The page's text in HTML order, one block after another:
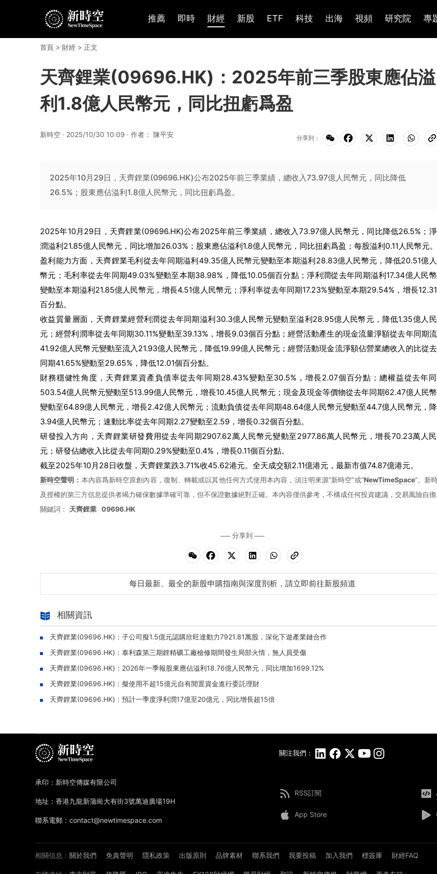
推薦 即時 財經 新股 ETF 科技 出海 視頻 研究院 專
首頁 > 財經 > 正文
天齊鋰業(09696.HK)：2025年前三季股東應佔溢
利1.8億人民幣元，同比扭虧爲盈
新時空 · 2025/10/30 10:09 · 作者： 陳平安 分享到：
2025年10月29日，天齊鋰業(09696.HK)公布2025年前三季業績，總收入73.97億人民幣元，同比降低
26.5%；股東應佔溢利1.8億人民幣元，同比扭虧爲盈。
2025年10月29日，天齊鋰業(09696.HK)公布2025年前三季業績，總收入73.97億人民幣元，同比降低26.5%；
潤溢利21.85億人民幣元，同比增加26.03%；股東應佔溢利1.8億人民幣元，同比扭虧爲盈；每股溢利0.11人民幣元。
盈利能力方面，天齊鋰業毛利從去年同期溢利49.35億人民幣元變動至本期溢利28.83億人民幣元，降低20.51億
幣元；毛利率從去年同期49.03%變動至本期38.98%，降低10.05個百分點；淨利潤從去年同期溢利17.34億人民
變動至本期溢利21.85億人民幣元，增長4.51億人民幣元；淨利率從去年同期17.23%變動至本期29.54%，增長
百分點。
收益質量層面，天齊鋰業經營利潤從去年同期溢利30.3億人民幣元變動至溢利28.95億人民幣元，降低1.35億人
元；經營利潤率從去年同期30.11%變動至39.13%，增長9.03個百分點；經營活動產生的現金流量淨額從去年同期
41.92億人民幣元變動至流入21.93億人民幣元，降低19.99億人民幣元；經營活動現金流淨額佔營業總收入的比從
同期41.65%變動至29.65%，降低12.01個百分點。
財務穩健性角度，天齊鋰業資產負債率從去年同期28.43%變動至30.5%，增長2.07個百分點；總權益從去年
503.54億人民幣元變動至513.99億人民幣元，增長10.45億人民幣元；現金及現金等價物從去年同期62.47億人民
變動至64.89億人民幣元，增長2.42億人民幣元；流動負債從去年同期48.64億人民幣元變動至44.7億人民幣元，
3.94億人民幣元；速動比率從去年同期2.27變動至2.59，增長0.32個百分點。
研發投入方向，天齊鋰業研發費用從去年同期2907.62萬人民幣元變動至2977.86萬人民幣元，增長70.23萬人
元；研發佔總收入比從去年同期0.29%變動至0.4%，增長0.11個百分點。
截至2025年10月28日收盤，天齊鋰業跌3.71%收45.62港元。全天成交額2.11億港元，最新市值74.87億港元。
新時空聲明： 本內容爲新時空原創內容，復制、轉載或以其他任何方式使用本內容，須注明來源“新時空”或“NewTimeSpace”。新
及授權的第三方信息提供者竭力確保數據準確可靠，但不保證數據絕對正確。本內容僅供參考，不構成任何投資建議，交易風險自
關鍵詞：
天齊鋰業 09696.HK
分享到
每日最新、最全的新股申購指南與深度剖析，請立即前往新股頻道
相關資訊
天齊鋰業(09696.HK)：子公司擬1.5億元認購欣旺達動力7921.81萬股，深化下遊產業鏈合作
天齊鋰業(09696.HK)：泰利森第三期鋰精礦工廠檢修期間發生局部火情，無人員受傷
天齊鋰業(09696.HK)：2026年一季報股東應佔溢利18.76億人民幣元，同比增加1699.12%
天齊鋰業(09696.HK)：擬使用不超15億元自有閒置資金進行委託理財
天齊鋰業(09696.HK)：預計一季度淨利潤17億至20億元，同比增長超15倍
關注我們：
RSS訂閱
App Store
相關信息： 關於我們 免責聲明 隱私政策 出版原則 品牌素材 聯系我們 我要投稿 加入我們 標簽庫 財經FAQ
承印：新時空傳媒有限公司
地址：香港九龍新蒲崗大有街3號萬迪廣場19H
聯系電郵：contact@newtimespace.com